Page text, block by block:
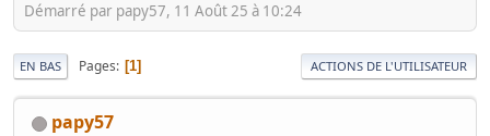
Démarré par papy57, 11 Août 25 à 10:24
EN BAS Pages 1 ACTIONS DE L'UTILISATEUR
papy57